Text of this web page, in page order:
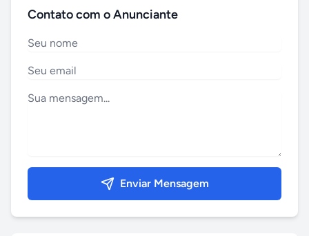
Contato com o Anunciante
Enviar Mensagem